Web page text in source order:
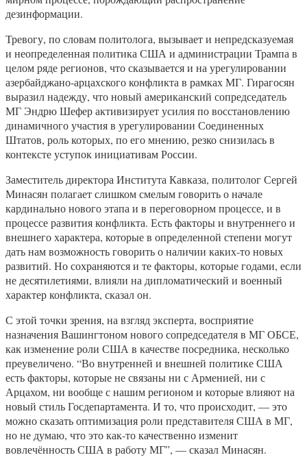
дезинформации.
Тревогу, по словам политолога, вызывает и непредсказуемая
и неопределенная политика США и администрации Трампа в
целом ряде регионов, что сказывается и на урегулировании
азербайджано-арцахского конфликта в рамках МГ. Гирагосян
выразил надежду, что новый американский сопредседатель
МГ Эндрю Шефер активизирует усилия по восстановлению
динамичного участия в урегулировании Соединенных
Штатов, роль которых, по его мнению, резко снизилась в
контексте уступок инициативам России.
Заместитель директора Института Кавказа, политолог Сергей
Минасян полагает слишком смелым говорить о начале
кардинально нового этапа и в переговорном процессе, и в
процессе развития конфликта. Есть факторы и внутреннего и
внешнего характера, которые в определенной степени могут
дать нам возможность говорить о наличии каких-то новых
развитий. Но сохраняются и те факторы, которые годами, если
не десятилетиями, влияли на дипломатический и военный
характер конфликта, сказал он.
С этой точки зрения, на взгляд эксперта, восприятие
назначения Вашингтоном нового сопредседателя в МГ ОБСЕ,
как изменение роли США в качестве посредника, несколько
преувеличено. “Во внутренней и внешней политике США
есть факторы, которые не связаны ни с Арменией, ни с
Арцахом, ни вообще с нашим регионом и которые влияют на
новый стиль Госдепартамента. И то, что происходит, — это
можно сказать оптимизация роли представителя США в МГ,
но не думаю, что это как-то качественно изменит
вовлечённость США в работу МГ”, — сказал Минасян.